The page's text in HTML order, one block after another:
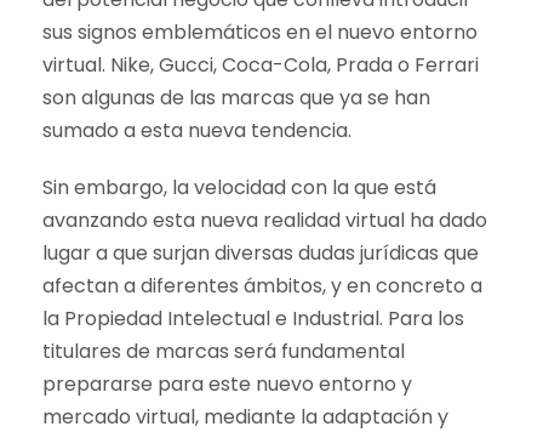
sus signos emblemáticos en el nuevo entorno
virtual. Nike, Gucci, Coca-Cola, Prada o Ferrari
son algunas de las marcas que ya se han
sumado a esta nueva tendencia.
Sin embargo, la velocidad con la que está
avanzando esta nueva realidad virtual ha dado
lugar a que surjan diversas dudas jurídicas que
afectan a diferentes ámbitos, y en concreto a
la Propiedad Intelectual e Industrial. Para los
titulares de marcas será fundamental
prepararse para este nuevo entorno y
mercado virtual, mediante la adaptación y